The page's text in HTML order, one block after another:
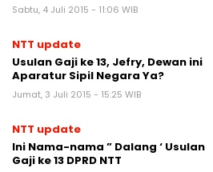
Sabtu, 4 Juli 2015 - 11:06 WIB
NTT update
Usulan Gaji ke 13, Jefry, Dewan ini
Aparatur Sipil Negara Ya?
Jumat, 3 Juli 2015 - 15:25 WIB
NTT update
Ini Nama-nama ” Dalang ‘ Usulan
Gaji ke 13 DPRD NTT